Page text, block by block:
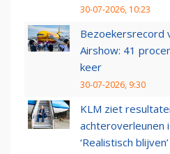
30-07-2026, 10:23
Bezoekersrecord
Airshow: 41
keer
30-07-2026, 9:30
KLM ziet
achteroverleunen
‘Realistisch blijven’